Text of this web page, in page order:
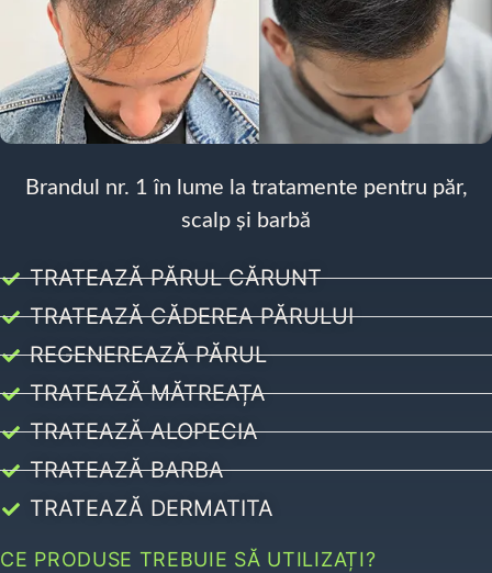
Brandul nr. 1 în lume la tratamente pentru păr,
scalp și barbă
TRATEAZĂ PĂRUL CĂRUNT
TRATEAZĂ CĂDEREA PĂRULUI
REGENEREAZĂ PĂRUL
TRATEAZĂ MĂTREAȚA
TRATEAZĂ ALOPECIA
TRATEAZĂ BARBA
TRATEAZĂ DERMATITA
CE PRODUSE TREBUIE SĂ UTILIZAȚI?